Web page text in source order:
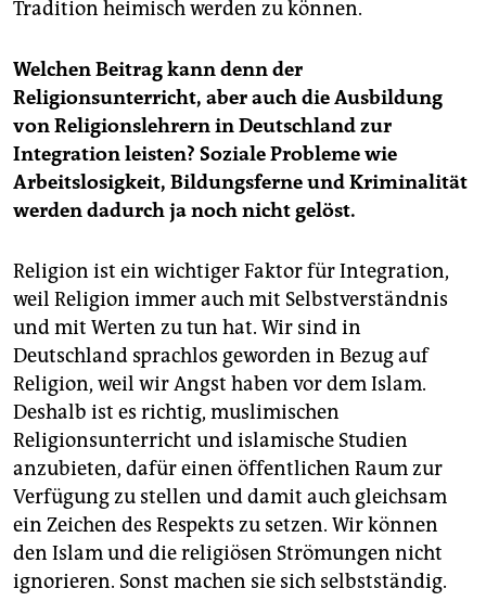
Tradition heimisch werden zu können.
Welchen Beitrag kann denn der
Religionsunterricht, aber auch die Ausbildung
von Religionslehrern in Deutschland zur
Integration leisten? Soziale Probleme wie
Arbeitslosigkeit, Bildungsferne und Kriminalität
werden dadurch ja noch nicht gelöst.
Religion ist ein wichtiger Faktor für Integration,
weil Religion immer auch mit Selbstverständnis
und mit Werten zu tun hat. Wir sind in
Deutschland sprachlos geworden in Bezug auf
Religion, weil wir Angst haben vor dem Islam.
Deshalb ist es richtig, muslimischen
Religionsunterricht und islamische Studien
anzubieten, dafür einen öffentlichen Raum zur
Verfügung zu stellen und damit auch gleichsam
ein Zeichen des Respekts zu setzen. Wir können
den Islam und die religiösen Strömungen nicht
ignorieren. Sonst machen sie sich selbstständig.